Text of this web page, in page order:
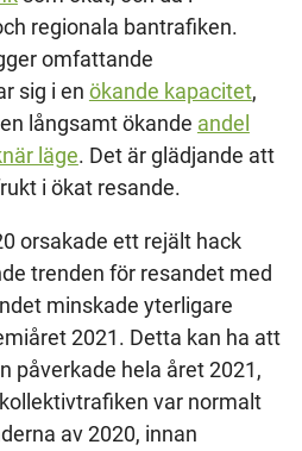
regionala bantrafiken.
omfattande
sig i en ökande kapacitet,
långsamt ökande andel
läge. Det är glädjande att
i ökat resande.
orsakade ett rejält hack
trenden för resandet med
minskade yterligare
2021. Detta kan ha att
påverkade hela året 2021,
var normalt
av 2020, innan